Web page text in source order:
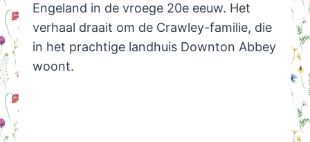
Engeland in de vroege 20e eeuw. Het
verhaal draait om de Crawley-familie, die
in het prachtige landhuis Downton Abbey
woont.